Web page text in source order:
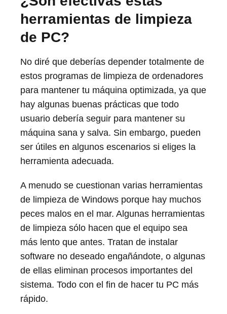
herramientas de limpieza
de PC?
No diré que deberías depender totalmente de
estos programas de limpieza de ordenadores
para mantener tu máquina optimizada, ya que
hay algunas buenas prácticas que todo
usuario debería seguir para mantener su
máquina sana y salva. Sin embargo, pueden
ser útiles en algunos escenarios si eliges la
herramienta adecuada.
A menudo se cuestionan varias herramientas
de limpieza de Windows porque hay muchos
peces malos en el mar. Algunas herramientas
de limpieza sólo hacen que el equipo sea
más lento que antes. Tratan de instalar
software no deseado engañándote, o algunas
de ellas eliminan procesos importantes del
sistema. Todo con el fin de hacer tu PC más
rápido.